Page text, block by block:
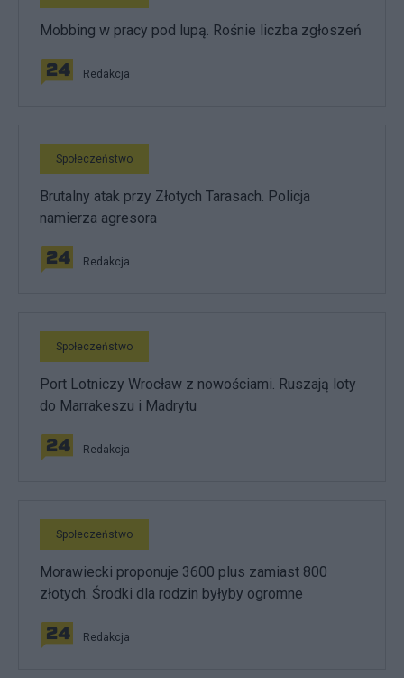
Mobbing w pracy pod lupą. Rośnie liczba zgłoszeń
Redakcja
Społeczeństwo
Brutalny atak przy Złotych Tarasach. Policja
namierza agresora
Redakcja
Społeczeństwo
Port Lotniczy Wrocław z nowościami. Ruszają loty
do Marrakeszu i Madrytu
Redakcja
Społeczeństwo
Morawiecki proponuje 3600 plus zamiast 800
złotych. Środki dla rodzin byłyby ogromne
Redakcja